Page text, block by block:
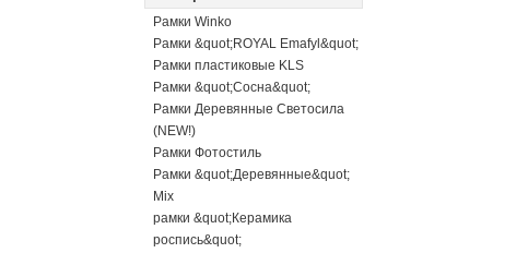
Рамки Winko
Рамки &quot;ROYAL Emafyl&quot;
Рамки пластиковые KLS
Рамки &quot;Сосна&quot;
Рамки Деревянные Светосила
(NEW!)
Рамки Фотостиль
Рамки &quot;Деревянные&quot;
Mix
рамки &quot;Керамика
роспись&quot;